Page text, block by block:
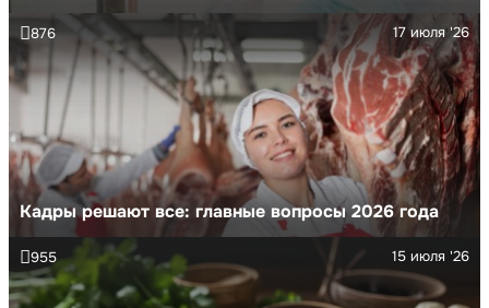
Кадры решают все: главные вопросы 2026 года
17 июля '26
876
15 июля '26
955